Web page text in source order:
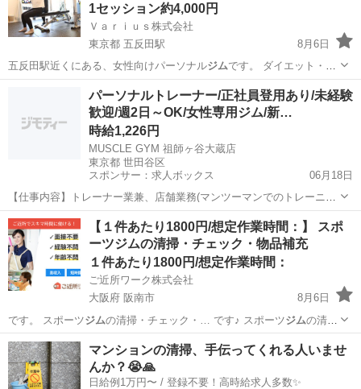
1セッション約4,000円
Ｖａｒｉｕｓ株式会社
東京都 五反田駅
8月6日
五反田駅近くにある、女性向けパーソナルジムです。 ダイエット・姿
勢改善目的のお…
五反田駅 スポーツジム
パーソナルトレーナー
パーソナルトレーナー/正社員登用あり/未経験
歓迎/週2日～OK/女性専用ジム/新…
時給1,226円
MUSCLE GYM 祖師ヶ谷大蔵店
東京都 世田谷区
スポンサー：求人ボックス
06月18日
【仕事内容】トレーナー業兼、店舗業務(マンツーマンでのトレーニン
グ、体験トレーニング、食事指導、カウンセリング、顧客管理(カルテ
など入力)、店内清掃、受付業務、SNSなどの情報発信など) 【経験・
資格】責任を持って最後まで前向きに...
アルバイト・パート
【１件あたり1800円/想定作業時間：】 スポ
ーツジムの清掃・チェック・物品補充
１件あたり1800円/想定作業時間：
ご近所ワーク株式会社
大阪府 阪南市
8月6日
です。 スポーツジム の清掃・チェック・… です♪ スポーツジムの清
掃・チェック・…
大阪 阪南市
マンションの清掃、手伝ってくれる人いませ
んか？😭🙏
日給例1万円〜 / 登録不要！高時給求人多数✨